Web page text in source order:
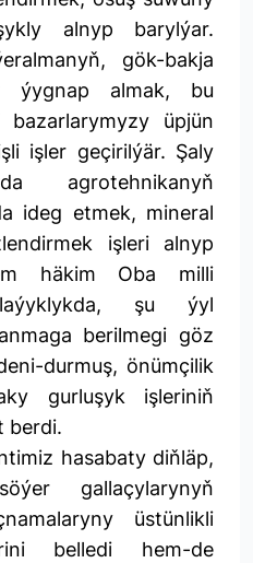
alnyp barylýar.
gök-bakja
ýygnap almak, bu
üpjün
işler geçirilýär. Şaly
agrotehnikanyň
ideg etmek, mineral
işleri alnyp
häkim Oba milli
laýyklykda, şu ýyl
berilmegi göz
durmuş, önümçilik
gurluşyk işleriniň
berdi.
hasabaty diňläp,
gallaçylarynyň
üstünlikli
belledi hem-de